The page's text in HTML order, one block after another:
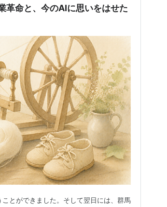
革命と、今のAIに思いをはせた
とができました。そして翌日には、群馬